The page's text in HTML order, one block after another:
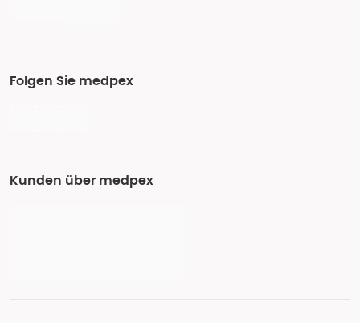
Folgen Sie medpex
Kunden über medpex